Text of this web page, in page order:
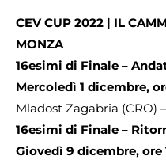
CEV CUP 2022 | IL
MONZA
16esimi di Finale –
Mercoledì 1 dicembre,
Mladost Zagabria (CRO)
16esimi di Finale –
Giovedì 9 dicembre, ore